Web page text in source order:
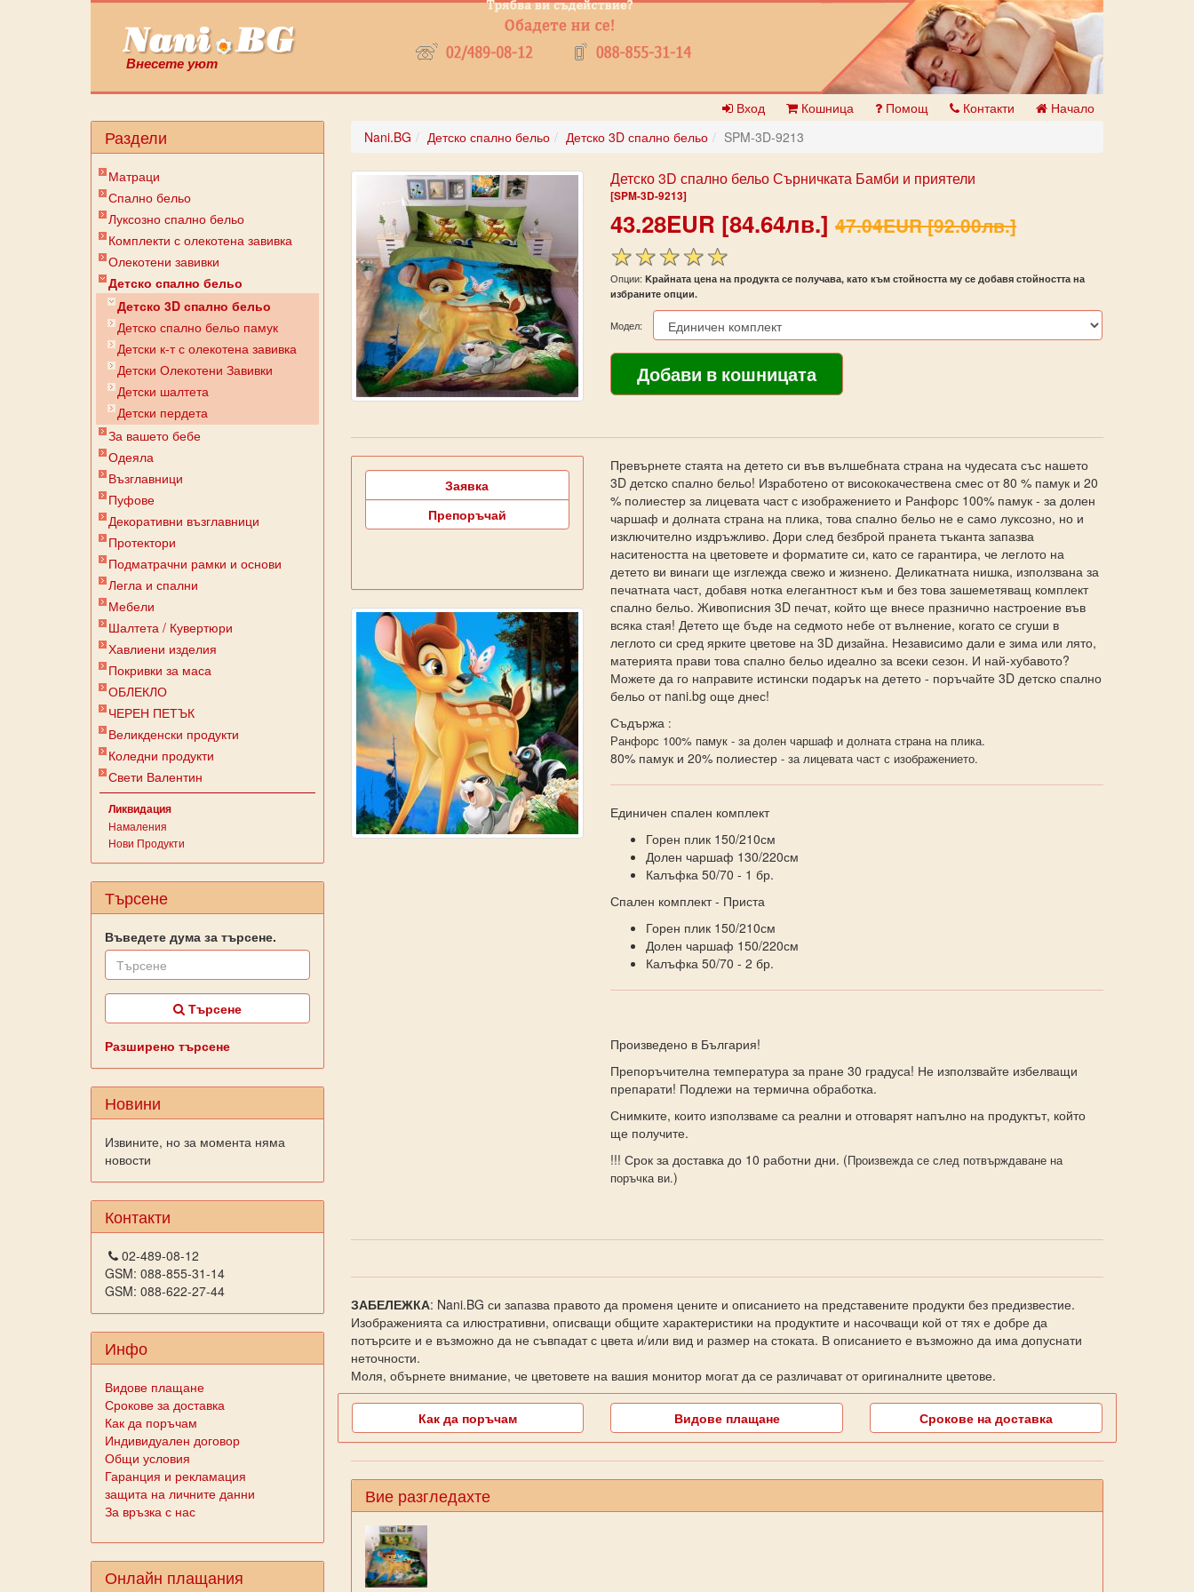
Внесете уют
Вход Кошница Помощ Контакти Начало
Раздели
Матраци
Спално бельо
Луксозно спално бельо
Комплекти с олекотена завивка
Олекотени завивки
Детско спално бельо
Детско 3D спално бельо
Детско спално бельо памук
Детски к-т с олекотена завивка
Детски Олекотени Завивки
Детски шалтета
Детски пердета
За вашето бебе
Одеяла
Възглавници
Пуфове
Декоративни възглавници
Протектори
Подматрачни рамки и основи
Легла и спални
Мебели
Шалтета / Кувертюри
Хавлиени изделия
Покривки за маса
ОБЛЕКЛО
ЧЕРЕН ПЕТЪК
Великденски продукти
Коледни продукти
Свети Валентин
Ликвидация
Намаления
Нови Продукти
Търсене
Въведете дума за търсене.
Търсене
Разширено търсене
Новини
Извините, но за момента няма
новости
Контакти
02-489-08-12
GSM: 088-855-31-14
GSM: 088-622-27-44
Инфо
Видове плащане
Срокове за доставка
Как да поръчам
Индивидуален договор
Общи условия
Гаранция и рекламация
защита на личните данни
За връзка с нас
Онлайн плащания
Nani.BG Детско спално бельо Детско 3D спално бельо SPM-3D-9213
Детско 3D спално бельо Сърничката Бамби и приятели
[SPM-3D-9213]
43.28EUR [84.64лв.] 47.04EUR [92.00лв.]
Опции: Kрайната цена на продукта се получава, като към стойността му се добавя стойността на
избраните опции.
Модел:
Заявка
Препоръчай
Превърнете стаята на детето си във вълшебната страна на чудесата със нашето
3D детско спално бельо! Изработено от висококачествена смес от 80 % памук и 20
% полиестер за лицевата част с изображението и Ранфорс 100% памук - за долен
чаршаф и долната страна на плика, това спално бельо не е само луксозно, но и
изключително издръжливо. Дори след безброй пранета тъканта запазва
наситеността на цветовете и форматите си, като се гарантира, че леглото на
детето ви винаги ще изглежда свежо и жизнено. Деликатната нишка, използвана за
печатната част, добавя нотка елегантност към и без това зашеметяващ комплект
спално бельо. Живописния 3D печат, който ще внесе празнично настроение във
всяка стая! Детето ще бъде на седмото небе от вълнение, когато се сгуши в
леглото си сред ярките цветове на 3D дизайна. Независимо дали е зима или лято,
материята прави това спално бельо идеално за всеки сезон. И най-хубавото?
Можете да го направите истински подарък на детето - поръчайте 3D детско спално
бельо от nani.bg още днес!
Съдържа :
Ранфорс 100% памук - за долен чаршаф и долната страна на плика.
80% памук и 20% полиестер- за лицевата част с изображението.
Единичен спален комплект
Горен плик 150/210см
Долен чаршаф 130/220см
Калъфка 50/70 - 1 бр.
Спален комплект - Приста
Горен плик 150/210см
Долен чаршаф 150/220см
Калъфка 50/70 - 2 бр.
Произведено в България!
Препоръчителна температура за пране 30 градуса! Не използвайте избелващи
препарати! Подлежи на термична обработка.
Снимките, които използваме са реални и отговарят напълно на продуктът, който
ще получите.
!!! Срок за доставка до 10 работни дни. (Произвежда се след потвърждаване на
поръчка ви.)
ЗАБЕЛЕЖКА: Nani.BG си запазва правото да променя цените и описанието на представените продукти без предизвестие.
Изображенията са илюстративни, описващи общите характеристики на продуктите и насочващи кой от тях е добре да
потърсите и е възможно да не съвпадат с цвета и/или вид и размер на стоката. В описанието е възможно да има допуснати
неточности.
Моля, обърнете внимание, че цветовете на вашия монитор могат да се различават от оригиналните цветове.
Как да поръчам Видове плащане Срокове на доставка
Вие разгледахте